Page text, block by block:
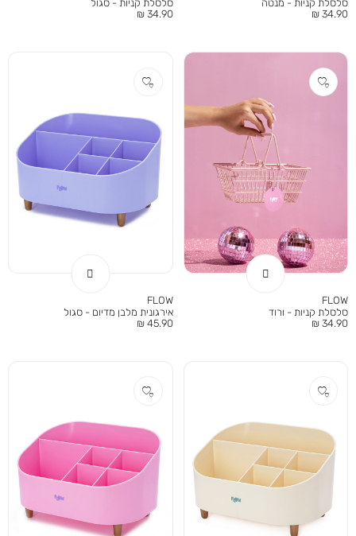
סלסלת קניות - מנטה
מחיר
34.90 ₪
סלסלת קניות - סגול
מחיר
34.90 ₪
FLOW
סלסלת קניות - ורוד
מחיר
34.90 ₪
FLOW
אירגונית מלבן מדיום - סגול
מחיר
45.90 ₪